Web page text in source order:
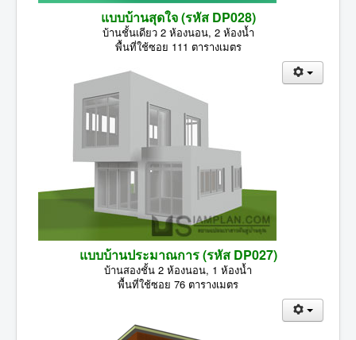
แบบบ้านสุดใจ (รหัส DP028)
บ้านชั้นเดียว 2 ห้องนอน, 2 ห้องน้ำ
พื้นที่ใช้ซอย 111 ตารางเมตร
แบบบ้านประมาณการ (รหัส DP027)
บ้านสองชั้น 2 ห้องนอน, 1 ห้องน้ำ
พื้นที่ใช้ซอย 76 ตารางเมตร